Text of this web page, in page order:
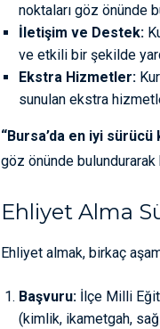
noktaları göz önünde
İletişim ve Destek:
ve etkili bir şekilde
Ekstra Hizmetler:
sunulan ekstra
“Bursa’da en iyi
göz önünde
Ehliyet Alma
Ehliyet almak, birkaç
Başvuru: İlçe Milli
(kimlik, ikametgah,